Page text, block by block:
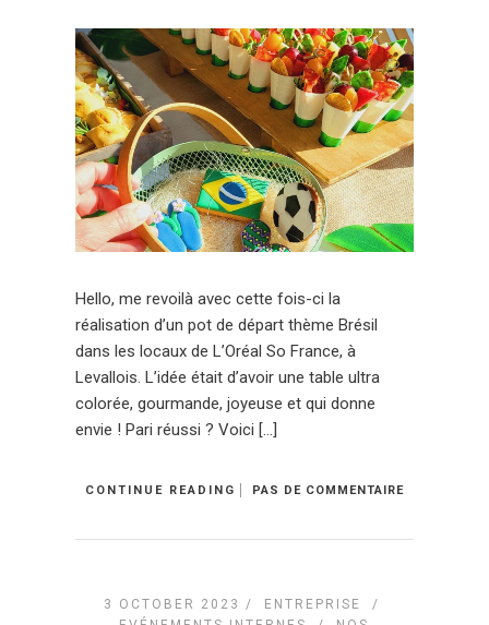
Hello, me revoilà avec cette fois-ci la
réalisation d’un pot de départ thème Brésil
dans les locaux de L’Oréal So France, à
Levallois. L’idée était d’avoir une table ultra
colorée, gourmande, joyeuse et qui donne
envie ! Pari réussi ? Voici […]
CONTINUE READING PAS DE COMMENTAIRE
3 OCTOBER 2023 / ENTREPRISE
/